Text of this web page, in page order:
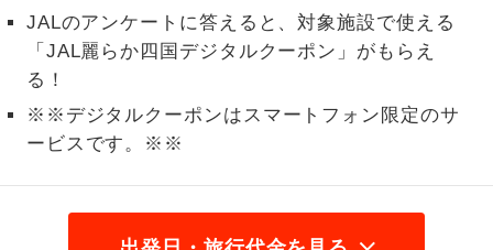
JALのアンケートに答えると、対象施設で使える
「JAL麗らか四国デジタルクーポン」がもらえ
る！
※※デジタルクーポンはスマートフォン限定のサ
ービスです。※※
ご夫婦限定
ご夫婦限定でご参加いただけるコースで
す。
す。
年齢制限あり
利用航空会社が指定なので、ご出発の計
画にとても便利です。